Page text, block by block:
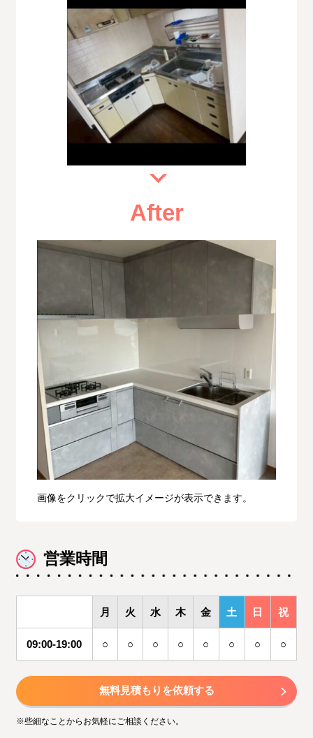
After
画像をクリックで拡大イメージが表示できます。
営業時間
月 火 水 木 金 土 日 祝
09:00-19:00 ○ ○ ○ ○ ○ ○ ○ ○
無料見積もりを依頼する
※些細なことからお気軽にご相談ください。